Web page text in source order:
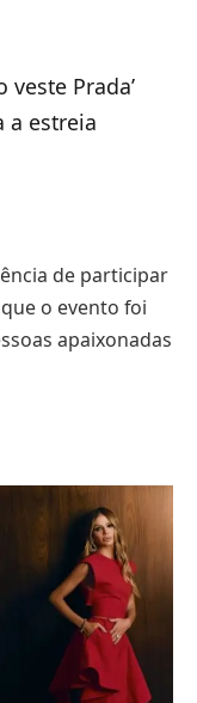
veste Prada’
a estreia
de participar
o evento foi
apaixonadas